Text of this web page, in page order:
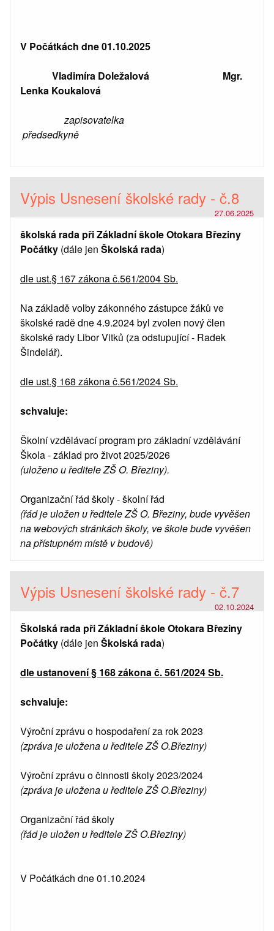
V Počátkách dne 01.10.2025
Vladimíra Doležalová Mgr.
Lenka Koukalová
zapisovatelka
předsedkyně
Výpis Usnesení školské rady - č.8
27.06.2025
školská rada při Základní škole Otokara Březiny
Počátky (dále jen Školská rada)
dle ust.§ 167 zákona č.561/2004 Sb.
Na základě volby zákonného zástupce žáků ve
školské radě dne 4.9.2024 byl zvolen nový člen
školské rady Libor Vitků (za odstupující - Radek
Šindelář).
dle ust.§ 168 zákona č.561/2024 Sb.
schvaluje:
Školní vzdělávací program pro základní vzdělávání
Škola - základ pro život 2025/2026
(uloženo u ředitele ZŠ O. Březiny).
Organizační řád školy - školní řád
(řád je uložen u ředitele ZŠ O. Březiny, bude vyvěšen
na webových stránkách školy, ve škole bude vyvěšen
na přístupném místě v budově)
Výpis Usnesení školské rady - č.7
02.10.2024
Školská rada při Základní škole Otokara Březiny
Počátky (dále jen Školská rada)
dle ustanovení § 168 zákona č. 561/2024 Sb.
schvaluje:
Výroční zprávu o hospodaření za rok 2023
(zpráva je uložena u ředitele ZŠ O.Březiny)
Výroční zprávu o činnosti školy 2023/2024
(zpráva je uložena u ředitele ZŠ O.Březiny)
Organizační řád školy
(řád je uložen u ředitele ZŠ O.Březiny)
V Počátkách dne 01.10.2024